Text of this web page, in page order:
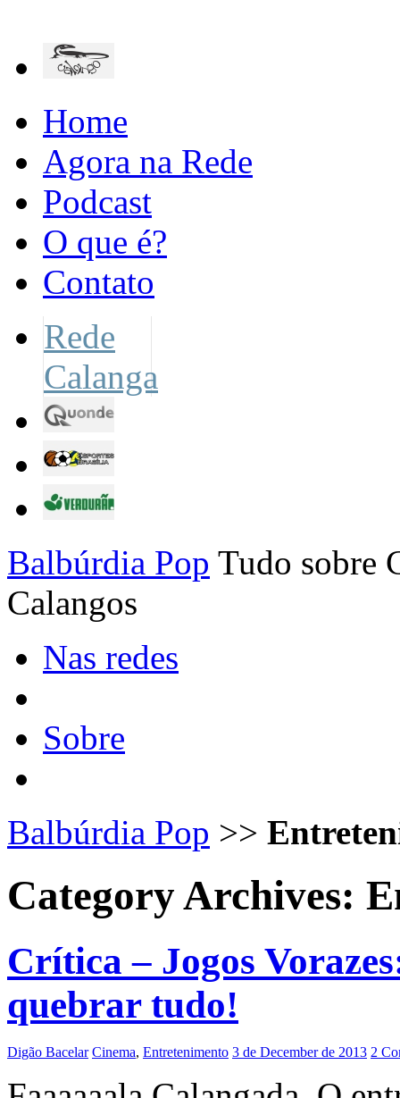
Home
Agora na Rede
Podcast
O que é?
Contato
Rede
Calanga
Balbúrdia Pop Tudo sobre
Calangos
Nas redes
Sobre
Balbúrdia Pop >>
Category Archives:
Crítica – Jogos
quebrar tudo!
Digão Bacelar Cinema, Entretenimento 3 de December de 2013 2